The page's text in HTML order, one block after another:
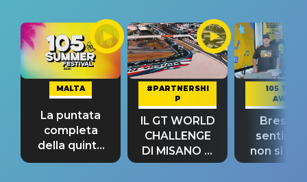
MALTA
La puntata
completa
della quinta
tappa
#PARTNERSHI
P
IL GT WORLD
CHALLENGE
DI MISANO si
riconferma
105 TAKE
AWAY
Bresh:
non si
fino alla